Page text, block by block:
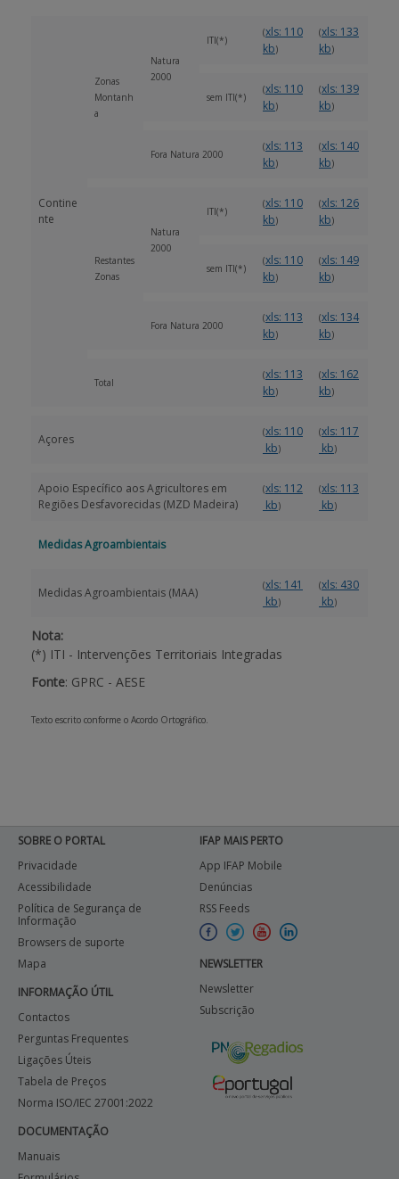
Contine
nte
Zonas
Montanh
a
Natura
2000
ITI(*)
(xls: 110
kb)
(xls: 133
kb)
sem ITI(*)
(xls: 110
kb)
(xls: 139
kb)
Fora Natura 2000
(xls: 113
kb)
(xls: 140
kb)
Restantes
Zonas
Natura
2000
ITI(*)
(xls: 110
kb)
(xls: 126
kb)
sem ITI(*)
(xls: 110
kb)
(xls: 149
kb)
Fora Natura 2000
(xls: 113
kb)
(xls: 134
kb)
Total
(xls: 113
kb)
(xls: 162
kb)
Açores (xls: 110
kb)
(xls: 117
kb)
Apoio Específico aos Agricultores em
Regiões Desfavorecidas (MZD Madeira)
(xls: 112
kb)
(xls: 113
kb)
Medidas Agroambientais
Medidas Agroambientais (MAA) (xls: 141
kb)
(xls: 430
kb)
Nota:
(*) ITI - Intervenções Territoriais Integradas
Fonte: GPRC - AESE
Texto escrito conforme o Acordo Ortográfico.
SOBRE O PORTAL
Privacidade
Acessibilidade
Política de Segurança de
Informação
Browsers de suporte
Mapa
INFORMAÇÃO ÚTIL
Contactos
Perguntas Frequentes
Ligações Úteis
Tabela de Preços
Norma ISO/IEC 27001:2022
DOCUMENTAÇÃO
Manuais
IFAP MAIS PERTO
App IFAP Mobile
Denúncias
RSS Feeds
NEWSLETTER
Newsletter
Subscrição